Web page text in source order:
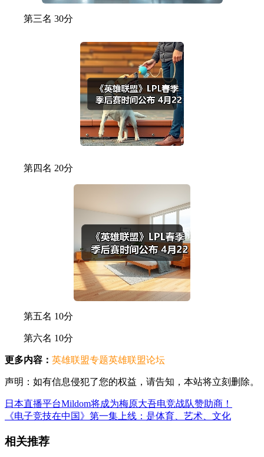
第三名 30分
第四名 20分
第五名 10分
第六名 10分
更多内容： 英雄联盟专题英雄联盟论坛
声明：如有信息侵犯了您的权益，请告知，本站将立刻删除。
日本直播平台Mildom将成为梅原大吾电竞战队赞助商！
《电子竞技在中国》第一集上线：是体育、艺术、文化
相关推荐